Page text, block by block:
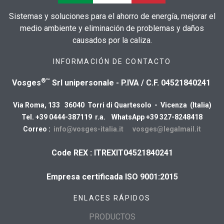
Sistemas y soluciones para el ahorro de energía, mejorar el
medio ambiente y eliminación de problemas y daños
causados por la caliza.
INFORMACIÓN DE CONTACTO
Vosges®™ Srl unipersonale - P.IVA / C.F. 04521840241
Via Roma, 133 36040 Torri di Quartesolo - Vicenza (Italia)
Tel. +39 0444-387119 r.a. WhatsApp +39 327-8248418
Correo : info@vosges-italia.it vosges@legalmail.it
Code REX : ITREXIT04521840241
Empresa certificada ISO 9001:2015
ENLACES RÁPIDOS
PRODUCTOS